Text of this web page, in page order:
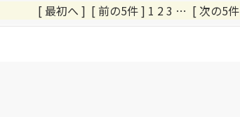
[ 最初へ ] [ 前の5件 ] 1 2 3 … [ 次の5